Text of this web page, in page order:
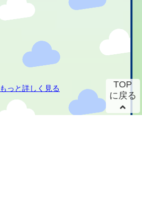
もっと詳しく見る
TOP
に戻る